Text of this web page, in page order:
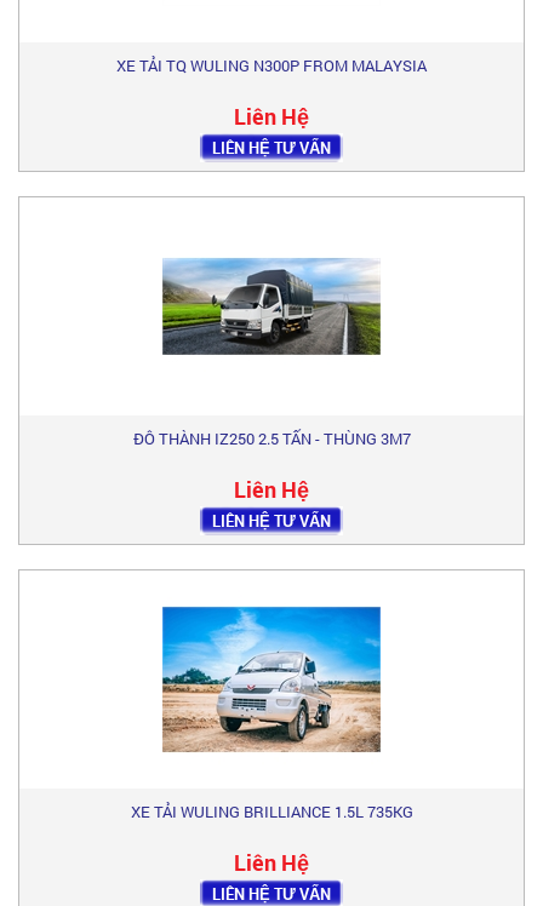
XE TẢI TQ WULING N300P FROM MALAYSIA
Liên Hệ
LIÊN HỆ TƯ VẤN
ĐÔ THÀNH IZ250 2.5 TẤN - THÙNG 3M7
Liên Hệ
LIÊN HỆ TƯ VẤN
XE TẢI WULING BRILLIANCE 1.5L 735KG
Liên Hệ
LIÊN HỆ TƯ VẤN